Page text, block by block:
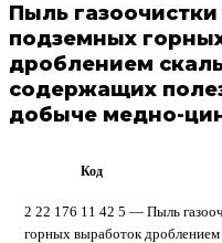
Пыль
подземных
дроблением
содержащих
добыче медно-
Код
2 22 176 11 42 5 — Пыль
горных выработок